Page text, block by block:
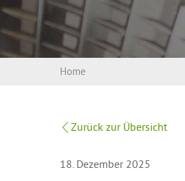
Home
Zurück zur Übersicht
18. Dezember 2025